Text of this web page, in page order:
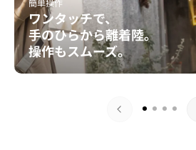
簡単操作
ワンタッチで、
手のひらから離着陸。
操作もスムーズ。